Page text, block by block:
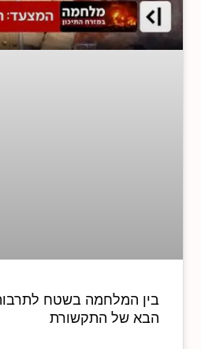
בין המלחמה בשטח
הבא של התקשורת